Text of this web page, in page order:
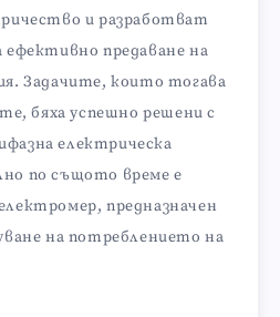
и разработват
ефективно предаване на
Задачите, които тогава
бяха успешно решени с
електрическа
по същото време е
предназначен
на потреблението на